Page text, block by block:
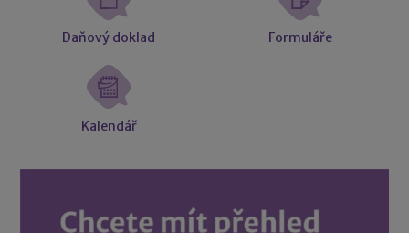
Daňový doklad Formuláře
Kalendář